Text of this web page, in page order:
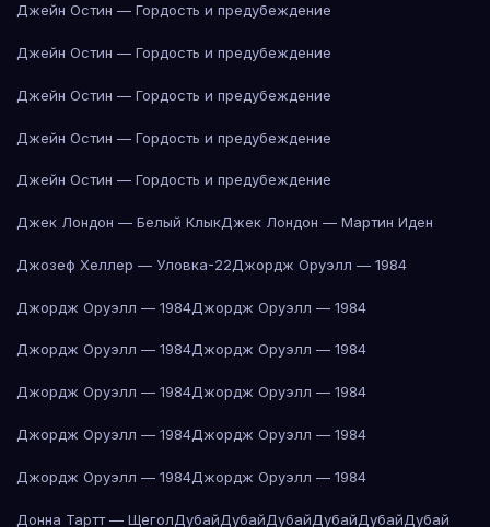
Джейн Остин — Гордость и предубеждение
Джейн Остин — Гордость и предубеждение
Джейн Остин — Гордость и предубеждение
Джейн Остин — Гордость и предубеждение
Джейн Остин — Гордость и предубеждение
Джек Лондон — Белый КлыкДжек Лондон — Мартин Иден
Джозеф Хеллер — Уловка-22Джордж Оруэлл — 1984
Джордж Оруэлл — 1984Джордж Оруэлл — 1984
Джордж Оруэлл — 1984Джордж Оруэлл — 1984
Джордж Оруэлл — 1984Джордж Оруэлл — 1984
Джордж Оруэлл — 1984Джордж Оруэлл — 1984
Джордж Оруэлл — 1984Джордж Оруэлл — 1984
Донна Тартт — ЩеголДубайДубайДубайДубайДубайДубай